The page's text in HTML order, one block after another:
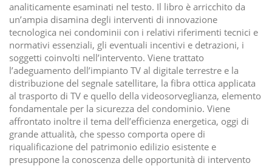
analiticamente esaminati nel testo. Il libro è arricchito da
un’ampia disamina degli interventi di innovazione
tecnologica nei condominii con i relativi riferimenti tecnici e
normativi essenziali, gli eventuali incentivi e detrazioni, i
soggetti coinvolti nell’intervento. Viene trattato
l’adeguamento dell’impianto TV al digitale terrestre e la
distribuzione del segnale satellitare, la fibra ottica applicata
al trasporto di TV e quello della videosorveglianza, elemento
fondamentale per la sicurezza del condominio. Viene
affrontato inoltre il tema dell’efficienza energetica, oggi di
grande attualità, che spesso comporta opere di
riqualificazione del patrimonio edilizio esistente e
presuppone la conoscenza delle opportunità di intervento